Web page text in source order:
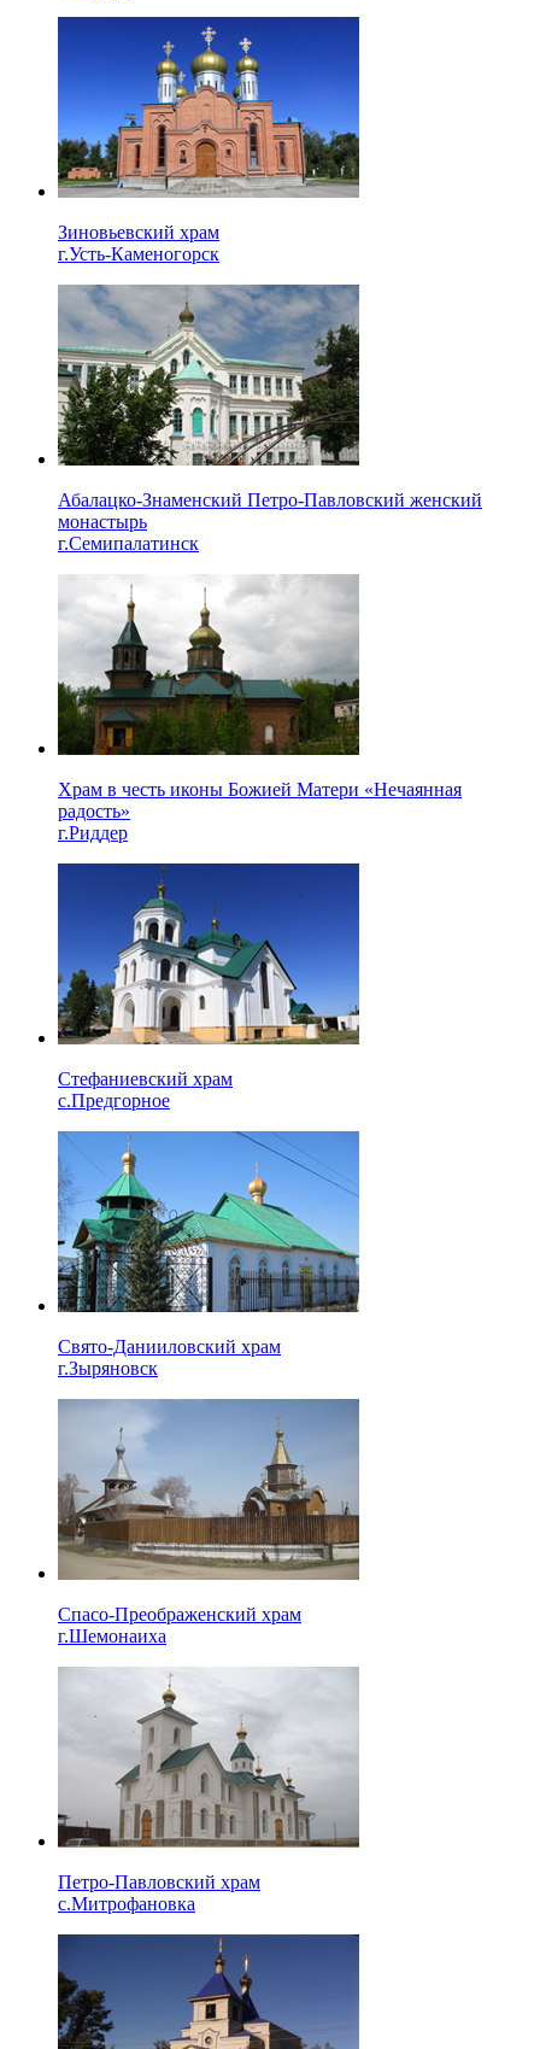
Зиновьевский храм
г.Усть-Каменогорск
Абалацко-Знаменский Петро-Павловский женский
монастырь
г.Семипалатинск
Храм в честь иконы Божией Матери «Нечаянная
радость»
г.Риддер
Стефаниевский храм
с.Предгорное
Свято-Данииловский храм
г.Зыряновск
Спасо-Преображенский храм
г.Шемонаиха
Петро-Павловский храм
с.Митрофановка